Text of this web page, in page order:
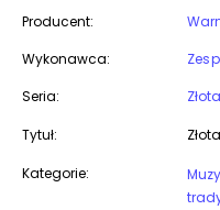
Producent:
Wykonawca:
Seria:
Tytuł:
Kategorie: